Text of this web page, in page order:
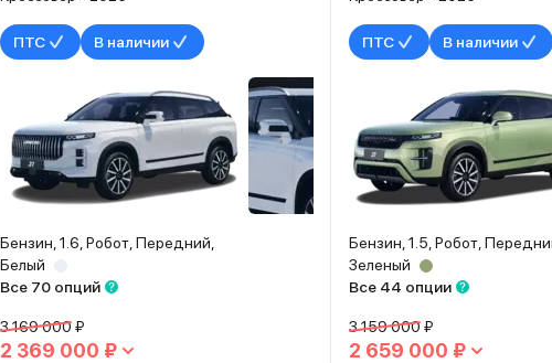
ПТС В наличии
Бензин, 1.6, Робот, Передний,
Белый
Все 70 опций
3 169 000 ₽
2 369 000 ₽
ПТС В наличии
Бензин, 1.5, Робот,
Зеленый
Все 44 опции
3 159 000 ₽
2 659 000 ₽